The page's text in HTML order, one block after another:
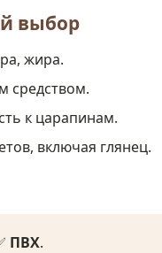
выбор
жира.
средством.
к царапинам.
включая глянец.
ПВХ.